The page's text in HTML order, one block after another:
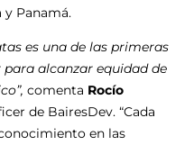
y Panamá.
es una de las primeras
para alcanzar equidad de
comenta Rocío
de BairesDev. “Cada
en las